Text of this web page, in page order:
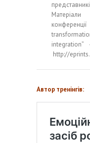
http://
Автор тренінгів: